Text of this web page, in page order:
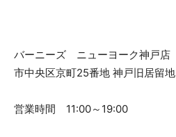
バーニーズ ニューヨーク神戸
市中央区京町25番地 神戸旧居留
営業時間 11:00～19:00